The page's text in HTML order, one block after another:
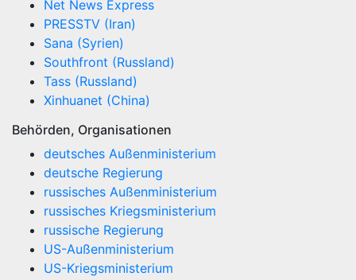
Net News Express
PRESSTV (Iran)
Sana (Syrien)
Southfront (Russland)
Tass (Russland)
Xinhuanet (China)
Behörden, Organisationen
deutsches Außenministerium
deutsche Regierung
russisches Außenministerium
russisches Kriegsministerium
russische Regierung
US-Außenministerium
US-Kriegsministerium